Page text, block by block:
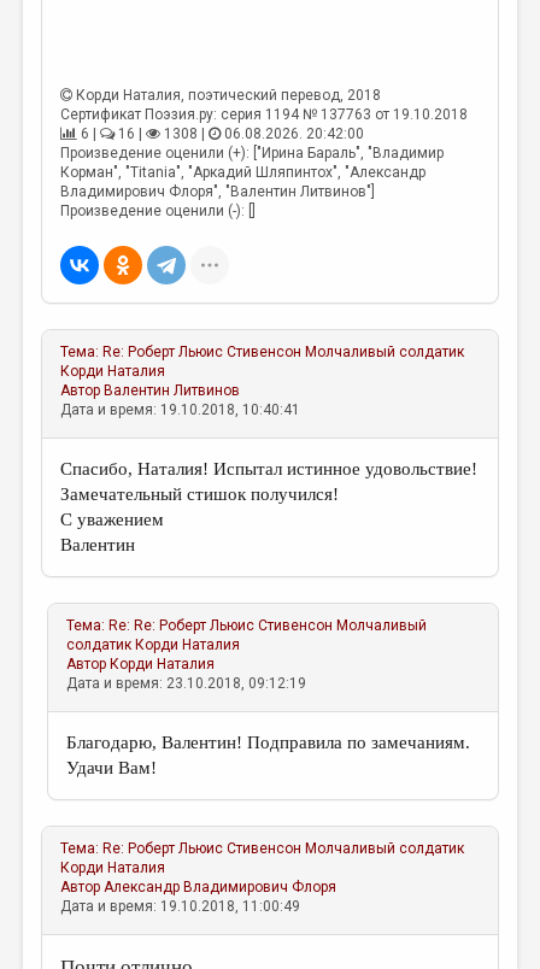
Корди Наталия, поэтический перевод, 2018
Сертификат Поэзия.ру: серия 1194 № 137763 от 19.10.2018
6 |
16 | 1308 |
06.08.2026. 20:42:00
Произведение оценили (+): ["Ирина Бараль", "Владимир
Корман", "Titania", "Аркадий Шляпинтох", "Александр
Владимирович Флоря", "Валентин Литвинов"]
Произведение оценили (-): []
Тема: Re: Роберт Льюис Стивенсон Молчаливый солдатик
Корди Наталия
Автор Валентин Литвинов
Дата и время: 19.10.2018, 10:40:41
Спасибо, Наталия! Испытал истинное удовольствие!
Замечательный стишок получился!
С уважением
Валентин
Тема: Re: Re: Роберт Льюис Стивенсон Молчаливый
солдатик Корди Наталия
Автор Корди Наталия
Дата и время: 23.10.2018, 09:12:19
Благодарю, Валентин! Подправила по замечаниям.
Удачи Вам!
Тема: Re: Роберт Льюис Стивенсон Молчаливый солдатик
Корди Наталия
АвторАлександр Владимирович Флоря
Дата и время: 19.10.2018, 11:00:49